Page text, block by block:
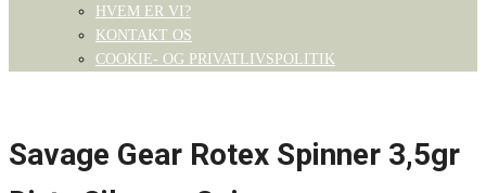
HVEM ER VI?
KONTAKT OS
COOKIE- OG PRIVATLIVSPOLITIK
Savage Gear Rotex Spinner 3,5gr